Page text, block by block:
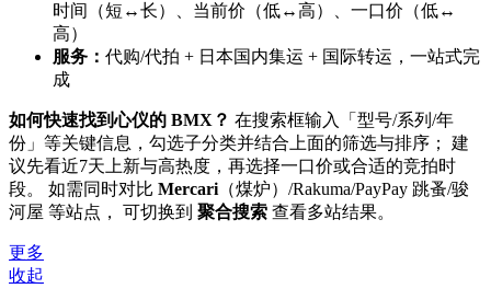
时间（短↔长）、当前价（低↔高）、一口价（低↔
高）
服务： 代购/代拍 + 日本国内集运 + 国际转运，一站式完
成
如何快速找到心仪的 BMX？ 在搜索框输入「型号/系列/年
份」等关键信息，勾选子分类并结合上面的筛选与排序； 建
议先看近7天上新与高热度，再选择一口价或合适的竞拍时
段。 如需同时对比 Mercari （煤炉）/Rakuma/PayPay 跳蚤/骏
河屋 等站点， 可切换到 聚合搜索 查看多站结果。
更多
收起